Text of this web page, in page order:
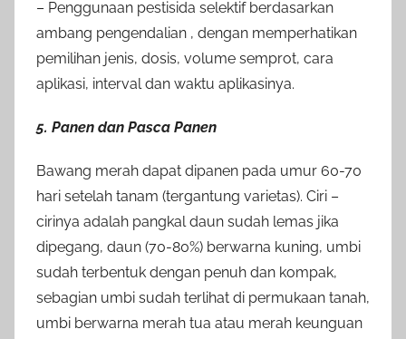
– Penggunaan pestisida selektif berdasarkan
ambang pengendalian , dengan memperhatikan
pemilihan jenis, dosis, volume semprot, cara
aplikasi, interval dan waktu aplikasinya.
5. Panen dan Pasca Panen
Bawang merah dapat dipanen pada umur 60-70
hari setelah tanam (tergantung varietas). Ciri –
cirinya adalah pangkal daun sudah lemas jika
dipegang, daun (70-80%) berwarna kuning, umbi
sudah terbentuk dengan penuh dan kompak,
sebagian umbi sudah terlihat di permukaan tanah,
umbi berwarna merah tua atau merah keunguan